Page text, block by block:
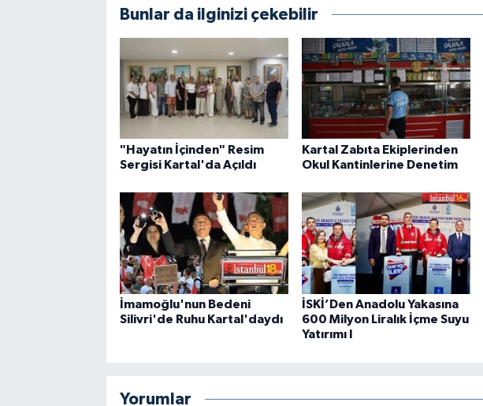
Bunlar da ilginizi çekebilir
"Hayatın İçinden" Resim
Sergisi Kartal'da Açıldı
Kartal Zabıta Ekiplerinden
Okul Kantinlerine Denetim
İmamoğlu'nun Bedeni
Silivri'de Ruhu Kartal'daydı
İSKİ’Den Anadolu Yakasına
600 Milyon Liralık İçme Suyu
Yatırımı I
Yorumlar